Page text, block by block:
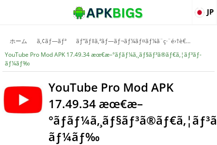
JP
ホーム ã‚¢ãƒ—ãƒª
ãƒ“ãƒ‡ã‚ªãƒ—ãƒ¬ãƒ¼ãƒ¤ãƒ¼ã¨ç·¨é›†è€…
YouTube Pro Mod APK 17.49.34 æœ€æ–°ãƒãƒ¼ã‚¸ãƒ§ãƒ³ã®ãƒ€ã‚¦ãƒ³ãƒ­
ãƒ¼ãƒ‰
YouTube Pro Mod APK
17.49.34 æœ€æ–
ãƒ¼ãƒ‰